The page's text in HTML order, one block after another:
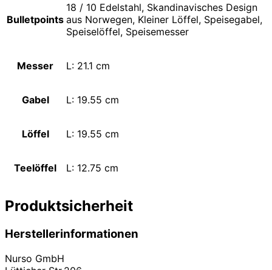
Bulletpoints
18 / 10 Edelstahl, Skandinavisches Design
aus Norwegen, Kleiner Löffel, Speisegabel,
Speiselöffel, Speisemesser
Messer L: 21.1 cm
Gabel L: 19.55 cm
Löffel L: 19.55 cm
Teelöffel L: 12.75 cm
Produktsicherheit
Herstellerinformationen
Nurso GmbH